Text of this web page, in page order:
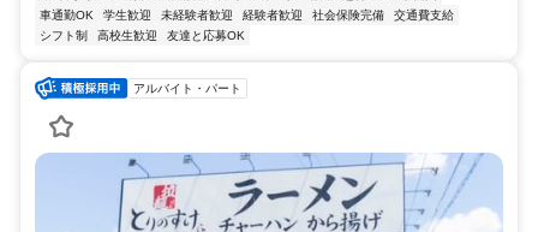
車通勤OK
学生歓迎 未経験者歓迎 経験者歓迎 社会保険完備
交通費支給
シフト制
高校生歓迎 友達と応募OK
アルバイト・パート